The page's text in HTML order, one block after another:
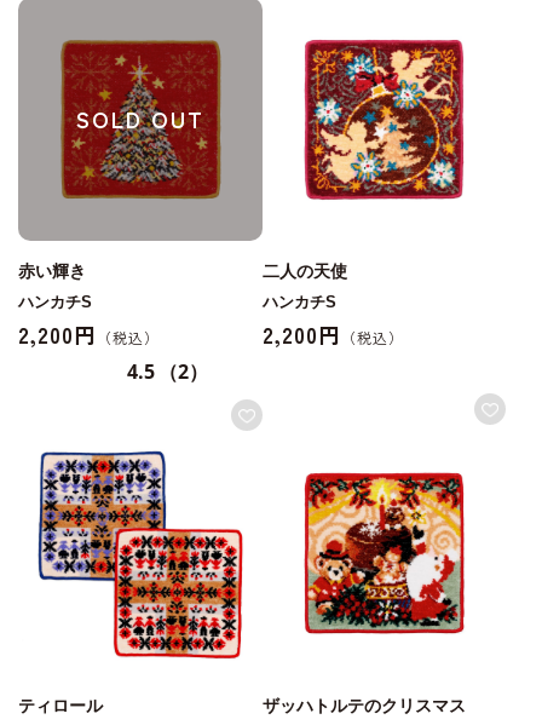
SOLD OUT
赤い輝き
ハンカチS
2,200円
4.5 （2）
二人の天使
ハンカチS
2,200円
ティロール ザッハトルテのクリスマス